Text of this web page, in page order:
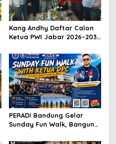
Kang Andhy Daftar Calon
Ketua PWI Jabar 2026–2031,
Wartawan hingga Peluang
Karier Internasional
PERADI Bandung Gelar
Sunday Fun Walk, Bangun
Integritas Advokat